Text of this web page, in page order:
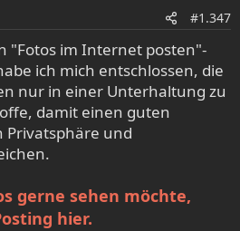
#1.347
"Fotos im Internet posten"-
ich mich entschlossen, die
nur in einer Unterhaltung zu
damit einen guten
Privatsphäre und
gerne sehen möchte,
hier.